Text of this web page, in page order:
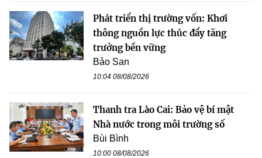
Phát triển thị trường vốn: Khơi
thông nguồn lực thúc đẩy tăng
trưởng bền vững
Bảo San
10:04 08/08/2026
Thanh tra Lào Cai: Bảo vệ bí mật
Nhà nước trong môi trường số
Bùi Bình
10:00 08/08/2026